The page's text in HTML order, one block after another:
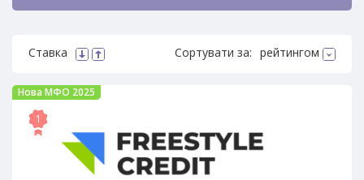
Ставка Сортувати за: рейтингом
Нова МФО 2025
1